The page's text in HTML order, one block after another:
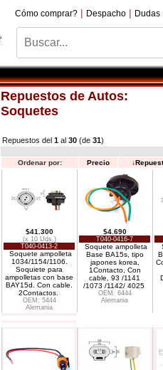
Cómo comprar? | Despacho | Dudas
Repuestos de Autos:
Soquetes
Repuestos del 1 al 30 (de 31)
Ordenar por: Precio ↓
$41.300
(x 10 Uds.)
T040-0413-2
Soquete ampolleta
1034/1154/1106.
Soquiete para
ampolletas con base
BAY15d. Con cable.
2Contactos.
OEM: 5444
Alemania
$4.690
T040-0416-7
Soquete ampolleta
Base BA15s, tipo
japones korea,
1Contacto, Con
cable, 93 /1141
/1073 /1142/ 4025
OEM: 6444
Alemania